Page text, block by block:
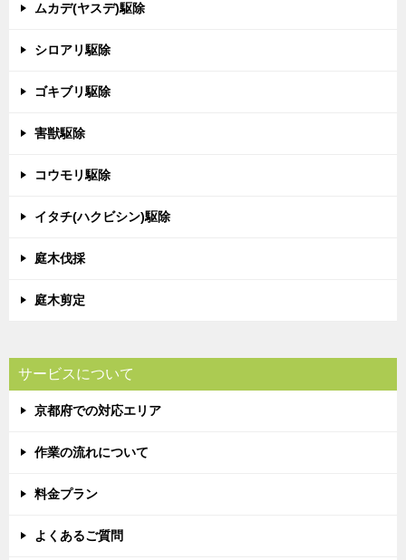
ムカデ(ヤスデ)駆除
シロアリ駆除
ゴキブリ駆除
害獣駆除
コウモリ駆除
イタチ(ハクビシン)駆除
庭木伐採
庭木剪定
サービスについて
京都府での対応エリア
作業の流れについて
料金プラン
よくあるご質問